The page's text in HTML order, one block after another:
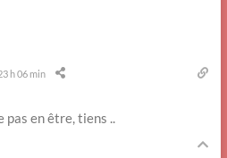
h 06 min
pas en être, tiens ..